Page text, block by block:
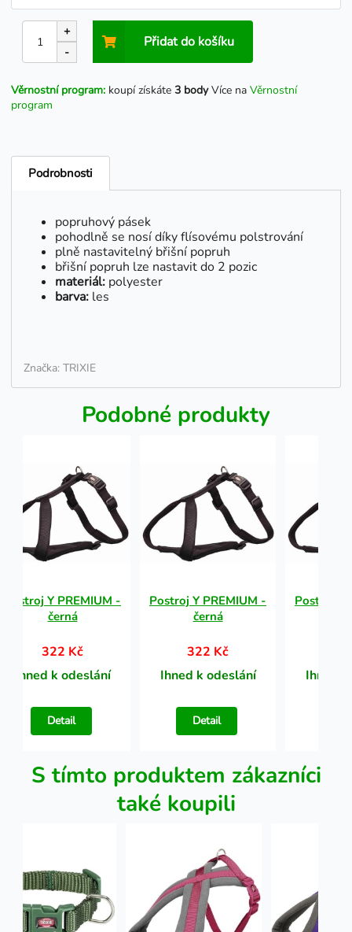
+
-
Přidat do košíku
Věrnostní program: koupí získáte 3 bodyVíce na Věrnostní
program
Podrobnosti
popruhový pásek
pohodlně se nosí díky flísovému polstrování
plně nastavitelný břišní popruh
břišní popruh lze nastavit do 2 pozic
materiál: polyester
barva: les
Značka: TRIXIE
Podobné produkty
Postroj Y PREMIUM -
černá
322 Kč
Ihned k odeslání
Detail
Postroj Y PREMIUM -
černá
322 Kč
Ihned k odeslání
Detail
Postroj Y
Ihned
S tímto produktem zákazníci
také koupili